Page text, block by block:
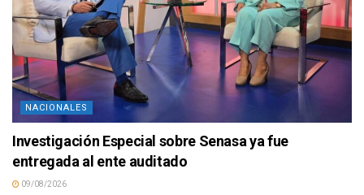
NACIONALES
Investigación Especial sobre Senasa ya fue
entregada al ente auditado
09/08/2026